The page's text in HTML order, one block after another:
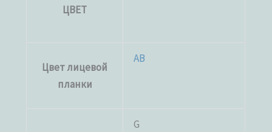
ЦВЕТ
Цвет лицевой
планки
AB
G